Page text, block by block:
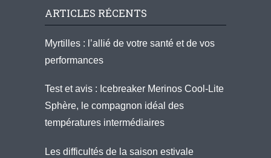
ARTICLES RÉCENTS
Myrtilles : l’allié de votre santé et de vos
performances
Test et avis : Icebreaker Merinos Cool-Lite
Sphère, le compagnon idéal des
températures intermédiaires
Les difficultés de la saison estivale